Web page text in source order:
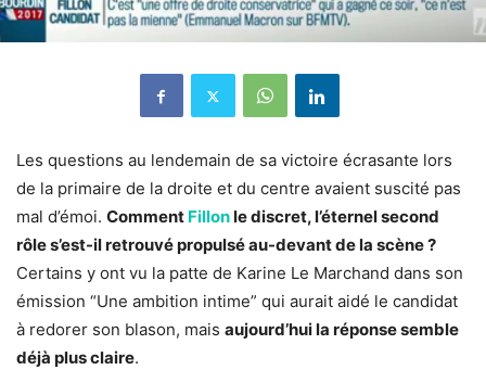
Les questions au lendemain de sa victoire écrasante lors
de la primaire de la droite et du centre avaient suscité pas
mal d’émoi. Comment Fillonle discret, l’éternel second
rôle s’est-il retrouvé propulsé au-devant de la scène ?
Certains y ont vu la patte de Karine Le Marchand dans son
émission “Une ambition intime” qui aurait aidé le candidat
à redorer son blason, mais aujourd’hui la réponse semble
déjà plus claire.